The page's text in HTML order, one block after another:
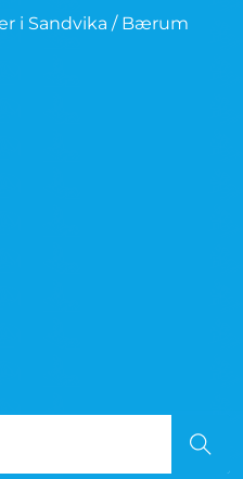
i Sandvika / Bærum